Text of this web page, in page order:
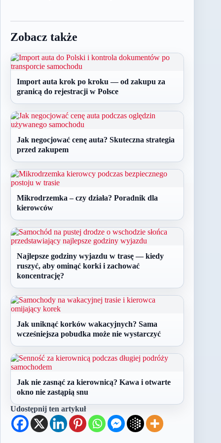
Zobacz także
Import auta krok po kroku — od zakupu za
granicą do rejestracji w Polsce
Jak negocjować cenę auta? Skuteczna strategia
przed zakupem
Mikrodrzemka – czy działa? Poradnik dla
kierowców
Najlepsze godziny wyjazdu w trasę — kiedy
ruszyć, aby ominąć korki i zachować
koncentrację?
Jak uniknąć korków wakacyjnych? Sama
wcześniejsza pobudka może nie wystarczyć
Jak nie zasnąć za kierownicą? Kawa i otwarte
okno nie zastąpią snu
Udostępnij ten artykuł